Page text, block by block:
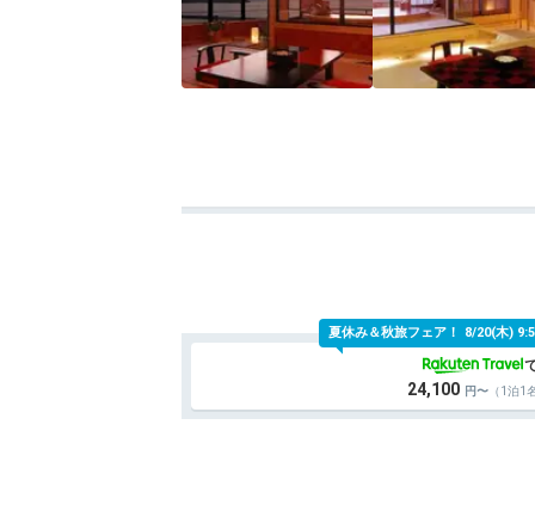
24,100 （1泊1
夏休み＆秋旅フェア！ 8/20(木)